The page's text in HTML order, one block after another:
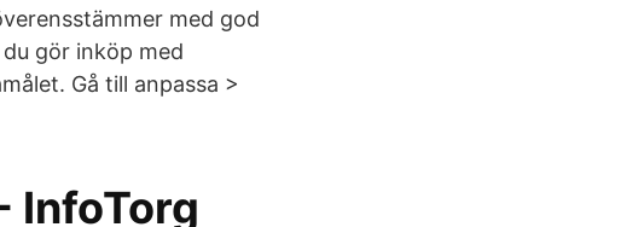
med god
gör inköp med
Gå till anpassa >
InfoTorg